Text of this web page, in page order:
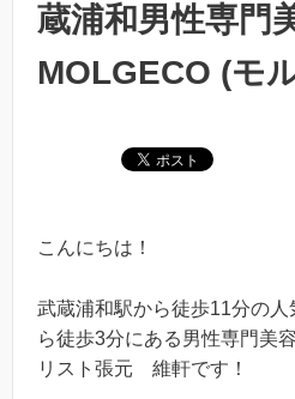
蔵浦和男性専門
MOLGECO (モ
こんにちは！
武蔵浦和駅から徒歩11分の
ら徒歩3分にある男性専門美
リスト張元 維軒です！